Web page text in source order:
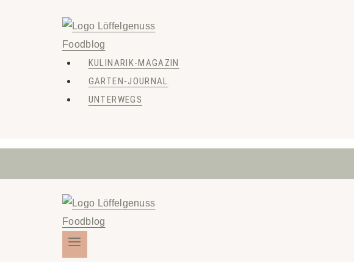
KULINARIK-MAGAZIN
GARTEN-JOURNAL
UNTERWEGS